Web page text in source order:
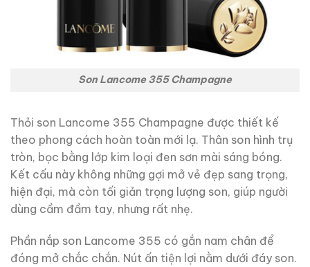
Son Lancome 355 Champagne
Thỏi son Lancome 355 Champagne được thiết kế
theo phong cách hoàn toàn mới lạ. Thân son hình trụ
tròn, bọc bằng lớp kim loại đen sơn mài sáng bóng.
Kết cấu này không những gợi mở vẻ đẹp sang trọng,
hiện đại, mà còn tối giản trọng lượng son, giúp người
dùng cầm đầm tay, nhưng rất nhẹ.
Phần nắp son Lancome 355 có gắn nam chân để
đóng mở chắc chắn. Nút ấn tiện lợi nằm dưới đáy son.